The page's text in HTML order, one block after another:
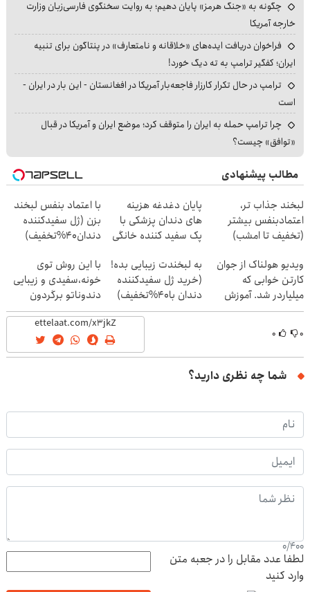
چگونه به «جنگ هرمز» پایان دهیم؛ به روایت سخنگوی فارسی‌زبان وزارت
خارجه آمریکا
فراخوان دریافت ایده‌های «خلاقانه و نامتعارف» در پنتاگون برای تنبیه
ایران؛ کفگیر ترامپ به ته دیگ خورد!
ترامپ در حال تکرار کارزار فاجعه‌بار آمریکا در افغانستان - این بار در ایران -
است
چرا ترامپ حمله به ایران را متوقف کرد؛ موضع ایران و آمریکا در قبال
«توافق» چیست؟
مطالب پیشنهادی
لبخند جذاب تر،
اعتمادبنفس بیشتر
(تخفیف تا امشب)
پایان دغدغه هزینه
های دندان پزشکی با
پک سفید کننده خانگی
با اعتماد بنفس لبخند
بزن (ژل سفیدکننده
دندان40%تخفیف)
ویدیو هولناک از جوان
کارتن خوابی که
میلیاردر شد. آموزش
رایگان
به لبخندت زیبایی بده!
(خرید ژل سفیدکننده
دندان با40%تخفیف)
با این روش توی
خونه،سفیدی و زیبایی
دندوناتو برگردون
(40%off)
۰ ۰
شما چه نظری دارید؟
0/400
لطفا عدد مقابل را در جعبه متن
وارد کنید